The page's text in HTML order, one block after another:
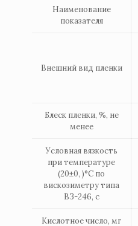
Наименование
показателя
Внешний вид пленки
Блеск пленки, %, не
менее
Условная вязкость
при температуре
(20±0, )°С по
вискозиметру типа
ВЗ-246, с
Кислотное число, мг